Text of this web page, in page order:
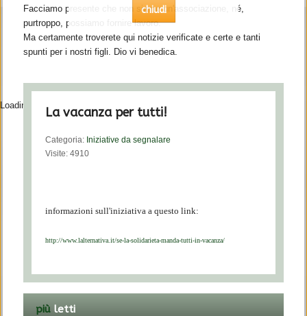
chiudi
Loading...
Interviste
Facciamo presente che non siamo un'associazione, né,
purtroppo, possiamo fornire lavoro.
Ma certamente troverete qui notizie verificate e certe e tanti
spunti per i nostri figli. Dio vi benedica.
La vacanza per tutti!
Categoria: Iniziative da segnalare
Visite: 4910
informazioni sull'iniziativa a questo link:
http://www.lalternativa.it/se-la-solidarieta-manda-tutti-in-vacanza/
piùletti